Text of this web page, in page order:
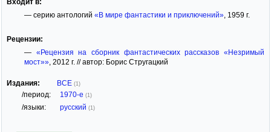
— серию антологий «В мире фантастики и приключений», 1959 г.
Рецензии:
— «Рецензия на сборник фантастических рассказов «Незримый
мост»», 2012 г. // автор: Борис Стругацкий
Издания: ВСЕ (1)
/период: 1970-е (1)
/языки: русский (1)